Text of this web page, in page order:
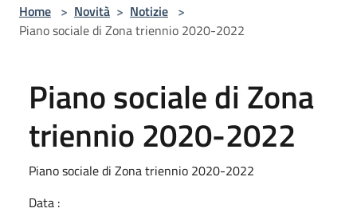
Home > Novità > Notizie >
Piano sociale di Zona triennio 2020-2022
Piano sociale di Zona
triennio 2020-2022
Piano sociale di Zona triennio 2020-2022
Data :